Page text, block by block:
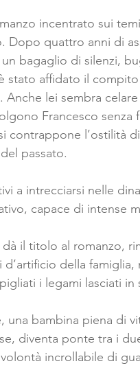
incentrato sui
Dopo quattro anni di
bagaglio di silenzi,
stato affidato il
Anche lei sembra
Francesco
contrappone l’ostilità
passato.
a intrecciarsi nelle
capace di intense
dà il titolo al romanzo,
della
i legami lasciati in
una bambina piena di
diventa ponte tra i
incrollabile di